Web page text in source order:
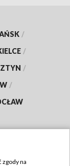
/
/
/
/
zgody na